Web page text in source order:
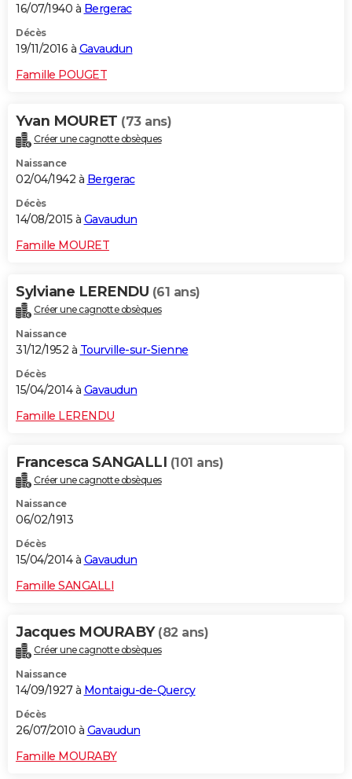
16/07/1940 à Bergerac
Décès
19/11/2016 à Gavaudun
Famille POUGET
Yvan MOURET (73 ans)
Créer une cagnotte obsèques
Naissance
02/04/1942 à Bergerac
Décès
14/08/2015 à Gavaudun
Famille MOURET
Sylviane LERENDU (61 ans)
Créer une cagnotte obsèques
Naissance
31/12/1952 à Tourville-sur-Sienne
Décès
15/04/2014 à Gavaudun
Famille LERENDU
Francesca SANGALLI (101 ans)
Créer une cagnotte obsèques
Naissance
06/02/1913
Décès
15/04/2014 à Gavaudun
Famille SANGALLI
Jacques MOURABY (82 ans)
Créer une cagnotte obsèques
Naissance
14/09/1927 à Montaigu-de-Quercy
Décès
26/07/2010 à Gavaudun
Famille MOURABY